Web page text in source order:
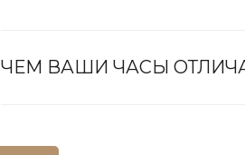
ЧЕМ ВАШИ ЧАСЫ